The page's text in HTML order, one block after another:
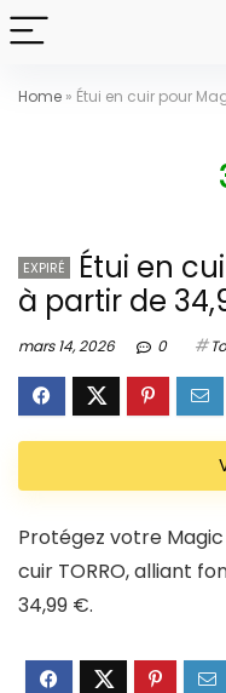
Home » Étui en cuir pour
EXPIRÉ
Étui en
à partir de
mars 14, 2026 0
Protégez votre
cuir TORRO, alliant
34,99 €.